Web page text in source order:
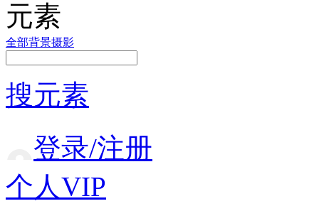
元素
全部背景摄影
搜元素
登录/注册
个人VIP